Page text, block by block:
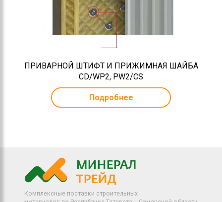
ПРИВАРНОЙ ШТИФТ И ПРИЖИМНАЯ ШАЙБА
CD/WP2, PW2/CS
Подробнее
Комплексные поставки строительных